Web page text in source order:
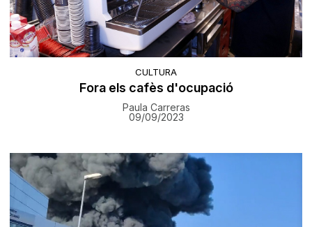
CULTURA
Fora els cafès d'ocupació
Paula Carreras
09/09/2023